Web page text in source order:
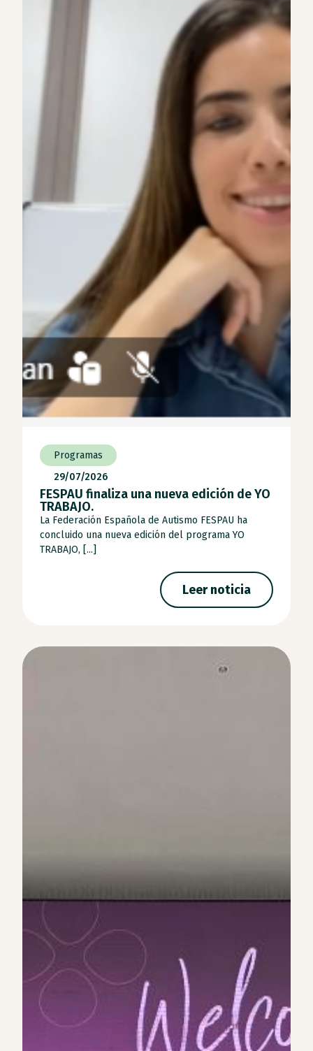
Programas
29/07/2026
FESPAU finaliza una nueva edición de YO
TRABAJO.
La Federación Española de Autismo FESPAU ha
concluido una nueva edición del programa YO
TRABAJO, [...]
Leer noticia